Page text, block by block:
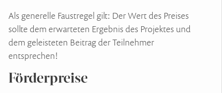
Als generelle Faustregel gilt: Der Wert des Preises
sollte dem erwarteten Ergebnis des Projektes und
dem geleisteten Beitrag der Teilnehmer
entsprechen!
Förderpreise